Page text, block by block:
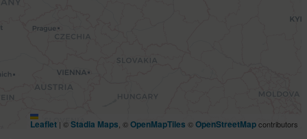
Leaflet | ©Stadia Maps , ©OpenMapTiles ©OpenStreetMapcontributors